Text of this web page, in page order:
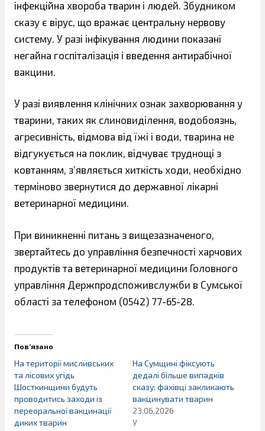
інфекційна хвороба тварин і людей. Збудником
сказу є вірус, що вражає центральну нервову
систему. У разі інфікування людини показані
негайна госпіталізація і введення антирабічної
вакцини.
У разі виявлення клінічних ознак захворювання у
тварини, таких як слиновиділення, водобоязнь,
агресивність, відмова від їжі і води, тварина не
відгукується на поклик, відчуває труднощі з
ковтанням, з’являється хиткість ходи, необхідно
терміново звернутися до державної лікарні
ветеринарної медицини.
При виникненні питань з вищезазначеного,
звертайтесь до управління безпечності харчових
продуктів та ветеринарної медицини Головного
управління Держпродспоживслужби в Сумської
області за телефоном (0542) 77-65-28.
Пов’язано
На території мисливських
та лісових угідь
Шосткинщини будуть
проводитись заходи із
переоральної вакцинації
диких тварин
На Сумщині фіксують
дедалі більше випадків
сказу: фахівці закликають
вакцинувати тварин
23.06.2026
У